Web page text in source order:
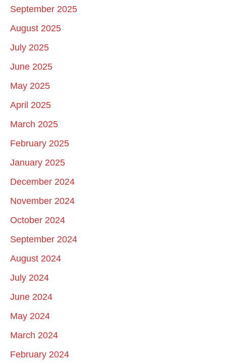
September 2025
August 2025
July 2025
June 2025
May 2025
April 2025
March 2025
February 2025
January 2025
December 2024
November 2024
October 2024
September 2024
August 2024
July 2024
June 2024
May 2024
March 2024
February 2024